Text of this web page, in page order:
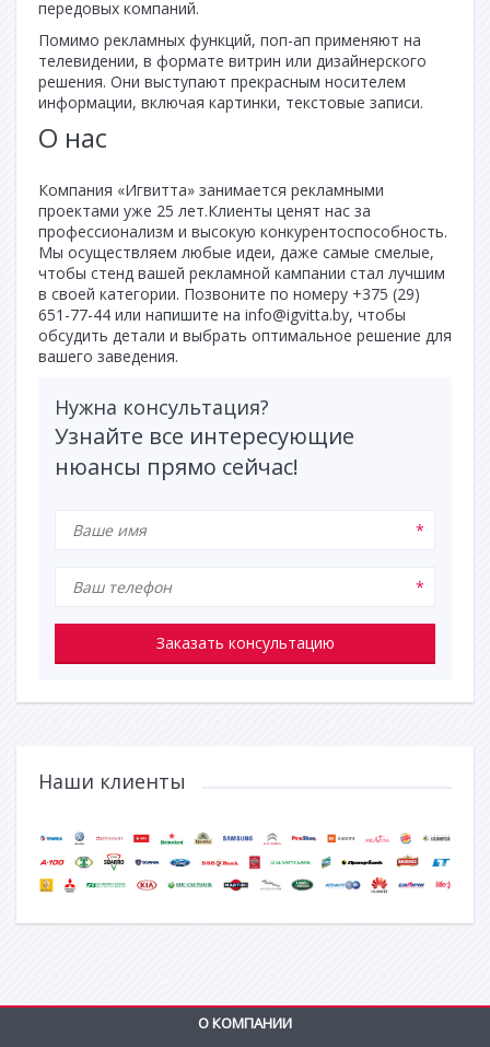
передовых компаний.
Помимо рекламных функций, поп-ап применяют на
телевидении, в формате витрин или дизайнерского
решения. Они выступают прекрасным носителем
информации, включая картинки, текстовые записи.
О нас
Компания «Игвитта» занимается рекламными
проектами уже 25 лет.Клиенты ценят нас за
профессионализм и высокую конкурентоспособность.
Мы осуществляем любые идеи, даже самые смелые,
чтобы стенд вашей рекламной кампании стал лучшим
в своей категории. Позвоните по номеру +375 (29)
651-77-44 или напишите на info@igvitta.by, чтобы
обсудить детали и выбрать оптимальное решение для
вашего заведения.
Нужна консультация?
Узнайте все интересующие
нюансы прямо сейчас!
Заказать консультацию
Наши клиенты
О КОМПАНИИ